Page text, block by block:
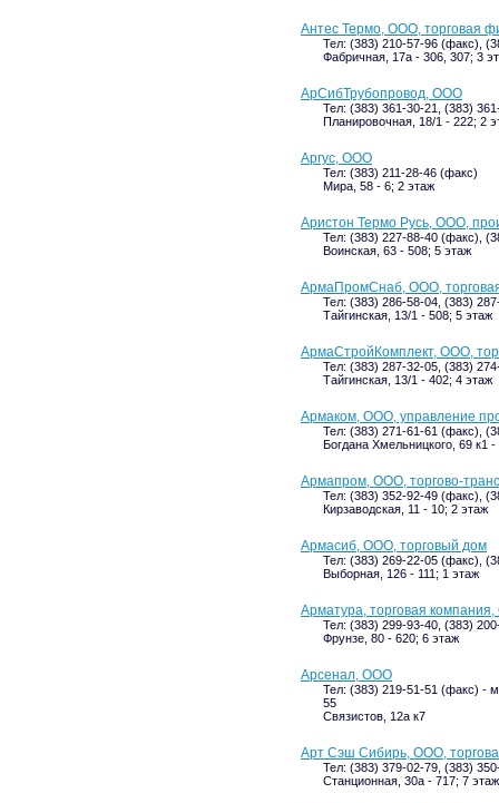
Антес Термо, ООО, торговая
Тел: (383) 210-57-96 (факс),
Фабричная, 17а - 306, 307; 3
АрСибТрубопровод, ООО
Тел: (383) 361-30-21, (383)
Планировочная, 18/1 - 222; 2
Аргус, ООО
Тел: (383) 211-28-46 (факс)
Мира, 58 - 6; 2 этаж
Аристон Термо Русь, ООО,
Тел: (383) 227-88-40 (факс),
Воинская, 63 - 508; 5 этаж
АрмаПромСнаб, ООО,
Тел: (383) 286-58-04, (383)
Тайгинская, 13/1 - 508; 5 этаж
АрмаСтройКомплект, ООО,
Тел: (383) 287-32-05, (383)
Тайгинская, 13/1 - 402; 4 этаж
Армаком, ООО, управление
Тел: (383) 271-61-61 (факс),
Богдана Хмельницкого, 69 к1 -
Армапром, ООО, торгово-
Тел: (383) 352-92-49 (факс),
Кирзаводская, 11 - 10; 2 этаж
Армасиб, ООО, торговый дом
Тел: (383) 269-22-05 (факс),
Выборная, 126 - 111; 1 этаж
Арматура, торговая
Тел: (383) 299-93-40, (383)
Фрунзе, 80 - 620; 6 этаж
Арсенал, ООО
Тел: (383) 219-51-51 (факс) -
55
Связистов, 12а к7
Арт Сэш Сибирь, ООО,
Тел: (383) 379-02-79, (383)
Станционная, 30а - 717; 7 этаж